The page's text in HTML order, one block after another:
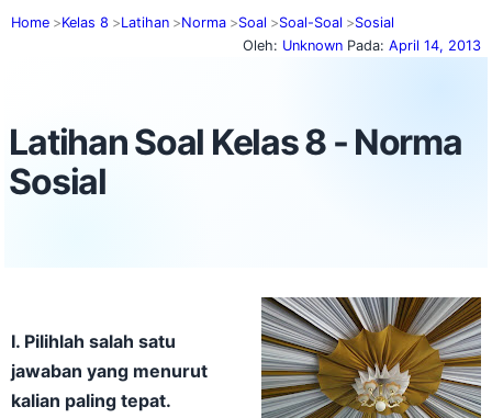
Home Kelas 8 Latihan Norma Soal Soal-Soal
Sosial
Oleh: Unknown Pada: April 14, 2013
Latihan Soal Kelas 8 - Norma
Sosial
I. Pilihlah salah satu
jawaban yang menurut
kalian paling tepat.